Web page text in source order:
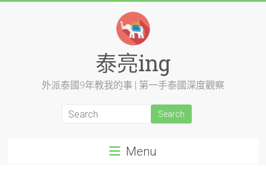
泰亮ing
外派泰國9年教我的事 | 第一手泰國深度觀察
Menu